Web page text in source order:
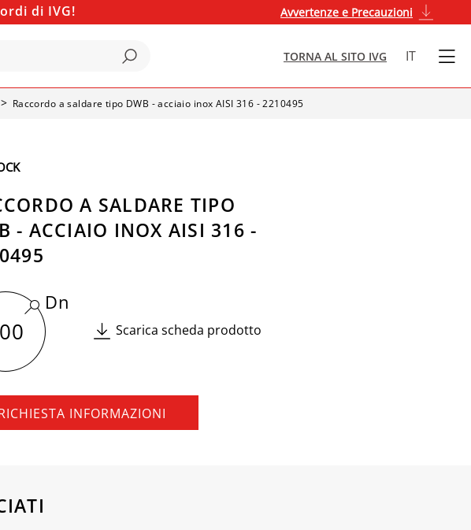
di IVG! Avvertenze e Precauzioni
TORNA AL SITO IVG IT
Raccordo a saldare tipo DWB - acciaio inox AISI 316 - 2210495
A SALDARE TIPO
- ACCIAIO INOX AISI 316 -
Dn
Scarica scheda prodotto
INFORMAZIONI